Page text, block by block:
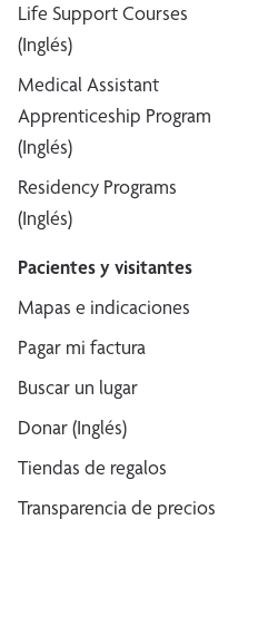
Life Support Courses
(Inglés)
Medical Assistant
Apprenticeship Program
(Inglés)
Residency Programs
(Inglés)
Pacientes y visitantes
Mapas e indicaciones
Pagar mi factura
Buscar un lugar
Donar (Inglés)
Tiendas de regalos
Transparencia de precios